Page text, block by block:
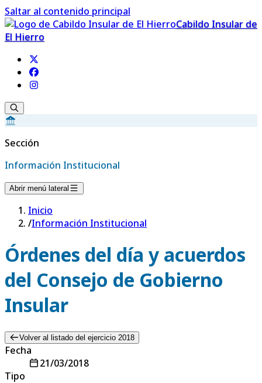
Saltar al contenido principal
Cabildo Insular de
El Hierro
Sección
Información Institucional
Abrir menú lateral
Inicio
/Información Institucional
Órdenes del día y acuerdos
del Consejo de Gobierno
Insular
Volver al listado del ejercicio 2018
Fecha
21/03/2018
Tipo